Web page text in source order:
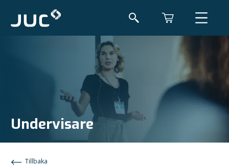
Undervisare
Tillbaka